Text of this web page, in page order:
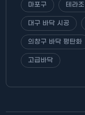
마포구 테라
대구 바닥 시공
의창구 바닥 평탄화
고급바닥